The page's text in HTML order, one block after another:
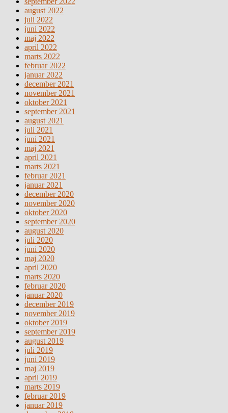
august 2022
juli 2022
juni 2022
maj 2022
april 2022
marts 2022
februar 2022
januar 2022
december 2021
november 2021
oktober 2021
september 2021
august 2021
juli 2021
juni 2021
maj 2021
april 2021
marts 2021
februar 2021
januar 2021
december 2020
november 2020
oktober 2020
september 2020
august 2020
juli 2020
juni 2020
maj 2020
april 2020
marts 2020
februar 2020
januar 2020
december 2019
november 2019
oktober 2019
september 2019
august 2019
juli 2019
juni 2019
maj 2019
april 2019
marts 2019
februar 2019
januar 2019